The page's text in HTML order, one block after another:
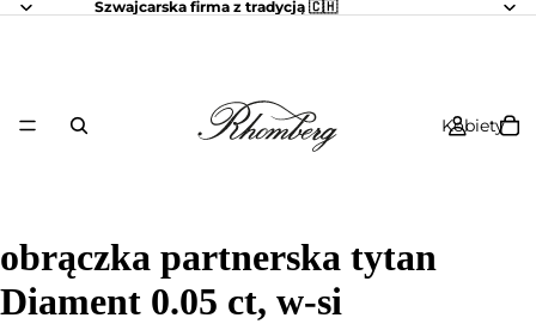
Szwajcarska firma z tradycją 🇨🇭
Kobiety
obrączka partnerska tytan
Diament 0.05 ct, w-si